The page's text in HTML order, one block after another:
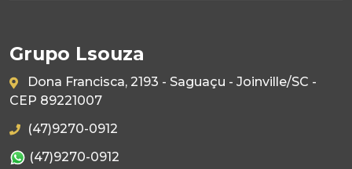
Grupo Lsouza
Dona Francisca, 2193 - Saguaçu - Joinville/SC -
CEP 89221007
(47)9270-0912
(47)9270-0912